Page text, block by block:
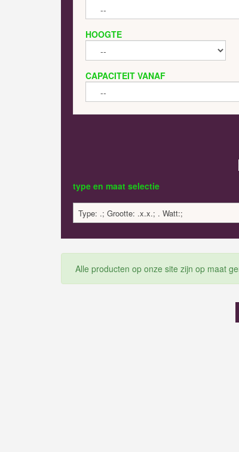
HOOGTE
CAPACITEIT VANAF
type en maat selectie
Type: .; Grootte: .x.x.; . Watt:;
Alle producten op onze site zijn op maat